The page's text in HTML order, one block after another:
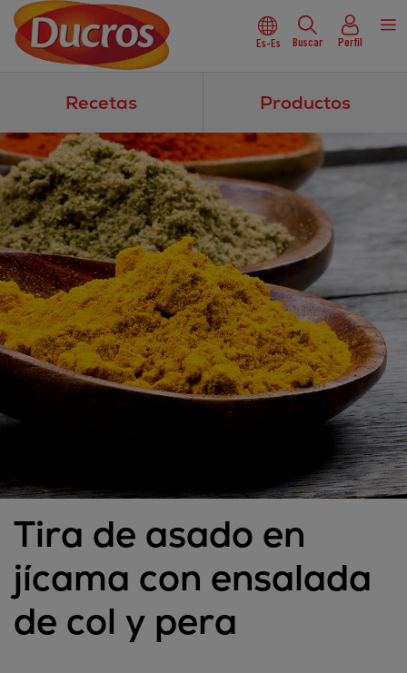
Es-Es Buscar Perfil
Recetas Productos
Tira de asado en
jícama con ensalada
de col y pera